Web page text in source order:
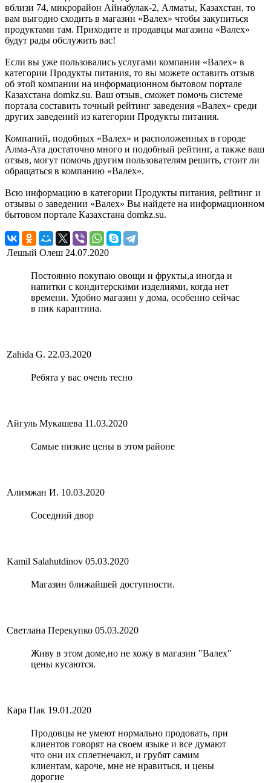
вблизи 74, микрорайон Айнабулак-2, Алматы, Казахстан, то
вам выгодно сходить в магазин «Валех» чтобы закупиться
продуктами там. Приходите и продавцы магазина «Валех»
будут рады обслужить вас!
Если вы уже пользовались услугами компании «Валех» в
категории Продукты питания, то вы можете оставить отзыв
об этой компании на информационном бытовом портале
Казахстана domkz.su. Ваш отзыв, сможет помочь системе
портала составить точный рейтинг заведения «Валех» среди
других заведений из категории Продукты питания.
Компаний, подобных «Валех» и расположенных в городе
Алма-Ата достаточно много и подобный рейтинг, а также ваш
отзыв, могут помочь другим пользователям решить, стоит ли
обращаться в компанию «Валех».
Всю информацию в категории Продукты питания, рейтинг и
отзывы о заведении «Валех» Вы найдете на информационном
бытовом портале Казахстана domkz.su.
Лешый Олеш 24.07.2020
Постоянно покупаю овощи и фрукты,а иногда и
напитки с кондитерскими изделиями, когда нет
времени. Удобно магазин у дома, особенно сейчас
в пик карантина.
Zahida G. 22.03.2020
Ребята у вас очень тесно
Айгуль Мукашева 11.03.2020
Самые низкие цены в этом районе
Алимжан И. 10.03.2020
Соседний двор
Kamil Salahutdinov 05.03.2020
Магазин ближайшей доступности.
Светлана Перекупко 05.03.2020
Живу в этом доме,но не хожу в магазин "Валех"
цены кусаются.
Кара Пак 19.01.2020
Продовцы не умеют нормально продовать, при
клиентов говорят на своем языке и все думают
что они их сплетнечают, и грубят самим
клиентам, кароче, мне не нравиться, и цены
дорогие